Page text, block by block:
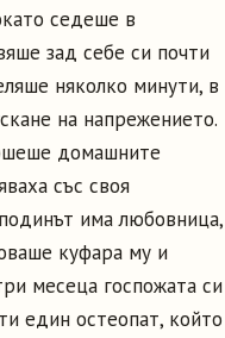
седеше в
зад себе си почти
няколко минути, в
на напрежението.
домашните
със своя
има любовница,
куфара му и
месеца госпожата си
един остеопат, който